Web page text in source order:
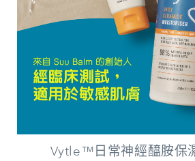
Vytle™日常神經醯胺保